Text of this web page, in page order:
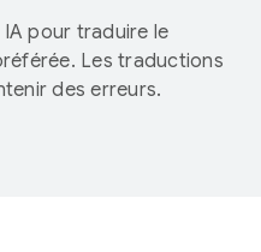
pour traduire le
Les traductions
des erreurs.